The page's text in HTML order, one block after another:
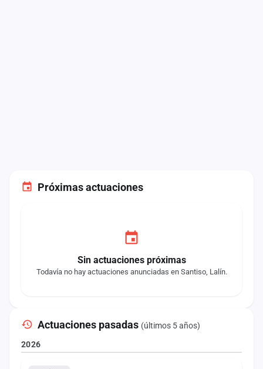
Próximas actuaciones
Sin actuaciones próximas
Todavía no hay actuaciones anunciadas en Santiso, Lalín.
Actuaciones pasadas (últimos 5 años)
2026